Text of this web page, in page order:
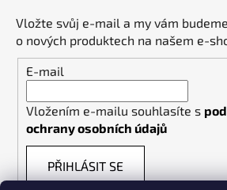
Vložte svůj e-mail a my vám
o nových produktech na našem e-
E-mail
Vložením e-mailu souhlasíte s
ochrany osobních údajů
PŘIHLÁSIT SE